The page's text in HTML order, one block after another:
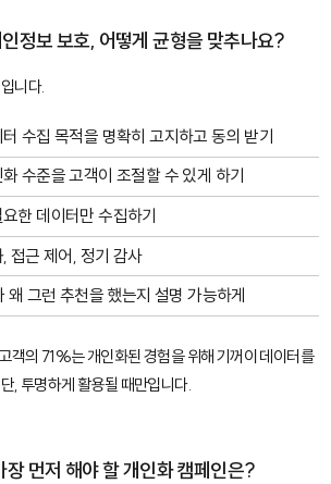
정보 보호, 어떻게 균형을 맞추나요?
니다.
터 수집 목적을 명확히 고지하고 동의 받기
수준을 고객이 조절할 수 있게 하기
요한 데이터만 수집하기
접근 제어, 정기 감사
왜 그런 추천을 했는지 설명 가능하게
객의 71%는 개인화된 경험을 위해 기꺼이 데이터를
, 투명하게 활용될 때만입니다.
먼저 해야 할 개인화 캠페인은?